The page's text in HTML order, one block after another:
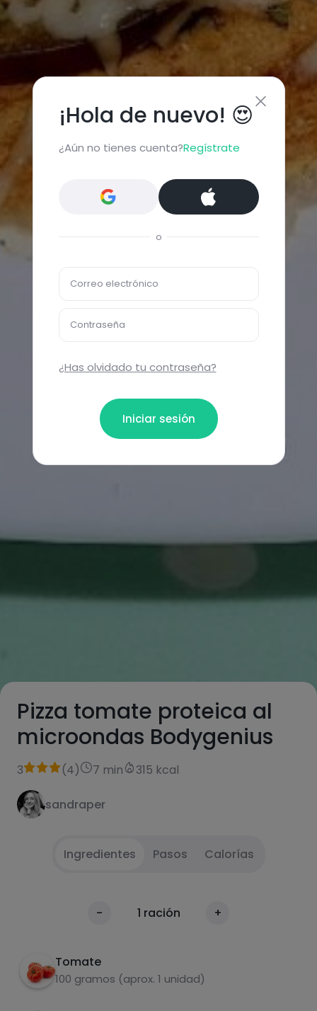
Pizza tomate proteica al
microondas Bodygenius
3 (4) 7 min 315 kcal
sandraper
Ingredientes Pasos Calorías
- 1 ración +
Tomate
100 gramos (aprox. 1 unidad)
Mezclar en la batirora la leche con un
chorrito de agua y 4 cacitos de protein
2 Verter la masa en un molde o recipiente apto
para microondas y calentar unos 5 minutos
¡Hola de nuevo! 😍
¿Aún no tienes cuenta?Regístrate
o
Correo electrónico
Contraseña
¿Has olvidado tu contraseña?
Iniciar sesión